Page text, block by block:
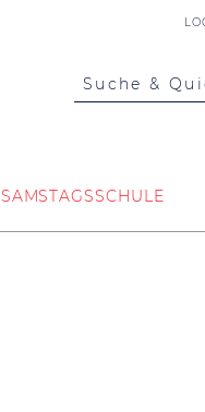
Suche &
SAMSTAGSSCHULE